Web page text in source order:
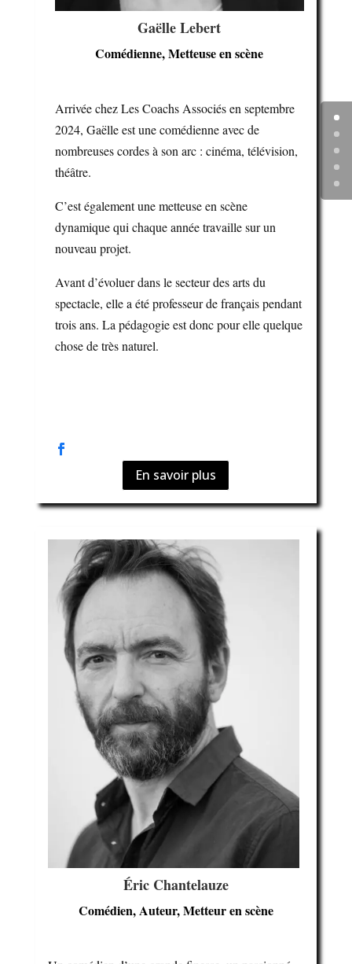
Gaëlle Lebert
Comédienne, Metteuse en scène
Arrivée chez Les Coachs Associés en septembre
2024, Gaëlle est une comédienne avec de
nombreuses cordes à son arc : cinéma, télévision,
théâtre.
C’est également une metteuse en scène
dynamique qui chaque année travaille sur un
nouveau projet.
Avant d’évoluer dans le secteur des arts du
spectacle, elle a été professeur de français pendant
trois ans. La pédagogie est donc pour elle quelque
chose de très naturel.
En savoir plus
Éric Chantelauze
Comédien, Auteur, Metteur en scène